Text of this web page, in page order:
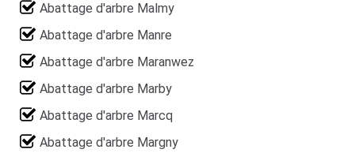
Abattage d'arbre Malmy
Abattage d'arbre Manre
Abattage d'arbre Maranwez
Abattage d'arbre Marby
Abattage d'arbre Marcq
Abattage d'arbre Margny